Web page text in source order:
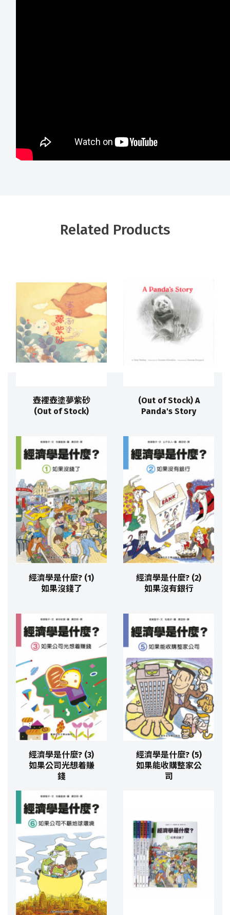
Related Products
壺裡壺塗夢紫砂
(Out of Stock)
(Out of Stock) A
Panda's Story
經濟學是什麼? (1)
如果沒錢了
經濟學是什麼? (2)
如果沒有銀行
經濟學是什麼? (3)
如果公司光想着賺
錢
經濟學是什麼? (5)
如果能收購整家公
司